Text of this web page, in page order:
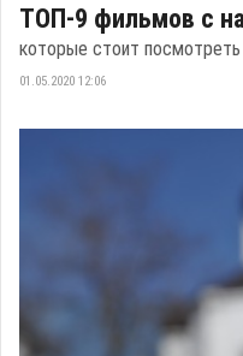
ТОП-9 фильмов с
которые стоит
01.05.2020 12:06